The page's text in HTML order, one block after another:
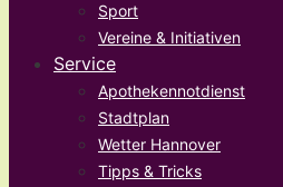
Sport
Vereine & Initiativen
Service
Apothekennotdienst
Stadtplan
Wetter Hannover
Tipps & Tricks